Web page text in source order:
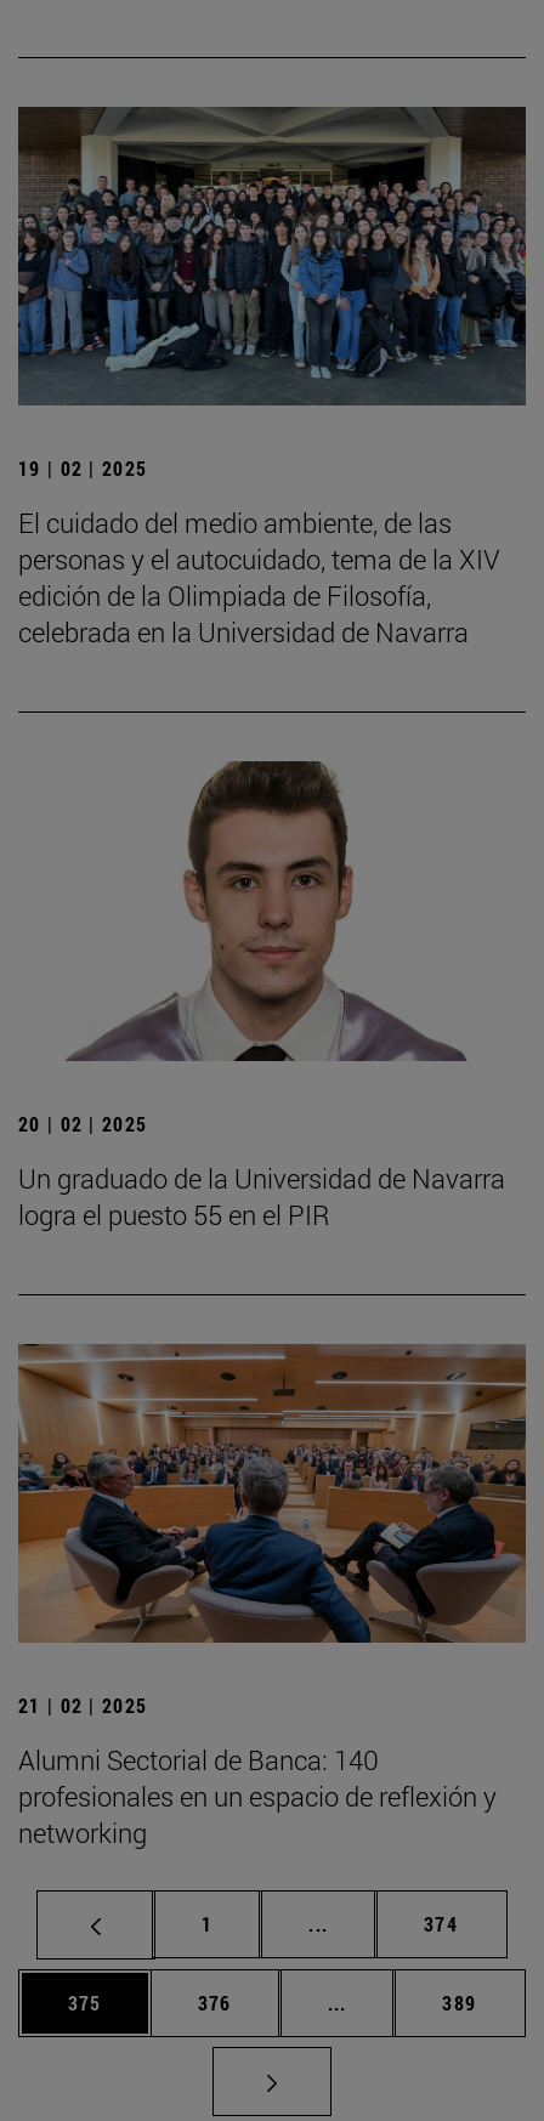
19 | 02 | 2025
El cuidado del medio ambiente, de las
personas y el autocuidado, tema de la XIV
edición de la Olimpiada de Filosofía,
celebrada en la Universidad de Navarra
20 | 02 | 2025
Un graduado de la Universidad de Navarra
logra el puesto 55 en el PIR
21 | 02 | 2025
Alumni Sectorial de Banca: 140
profesionales en un espacio de reflexión y
networking
Página
1 ... Páginas intermedias
Página
374
Página
375 Página
376 ... Páginas intermedias
Página
389